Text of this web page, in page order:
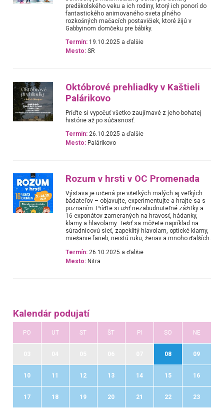
predškolského veku a ich rodiny, ktorý ich ponorí do
fantastického animovaného sveta plného
rozkošných mačacích postavičiek, ktoré žijú v
Gabbyinom domčeku pre bábiky.
Termín: 19.10.2025 a ďalšie
Mesto: SR
Októbrové prehliadky v Kaštieli
Palárikovo
Príďte si vypočuť všetko zaujímavé z jeho bohatej
histórie až po súčasnosť.
Termín: 26.10.2025 a ďalšie
Mesto: Palárikovo
Rozum v hrsti v OC Promenada
Výstava je určená pre všetkých malých aj veľkých
bádateľov – objavujte, experimentujte a hrajte sa s
poznaním. Príďte si užiť nezabudnuteľné zážitky a
16 exponátov zameraných na hravosť, hádanky,
klamy a hlavolamy. Tešiť sa môžete napríklad na
súradnicovú sieť, zapeklitý hlavolam, optické klamy,
miešanie farieb, neistú ruku, žeriav a mnoho ďalších.
Termín: 26.10.2025 a ďalšie
Mesto: Nitra
Kalendár podujatí
PO UT ST ŠT PI SO NE
08 09
10 11 12 13 14 15 16
17 18 19 20 21 22 23